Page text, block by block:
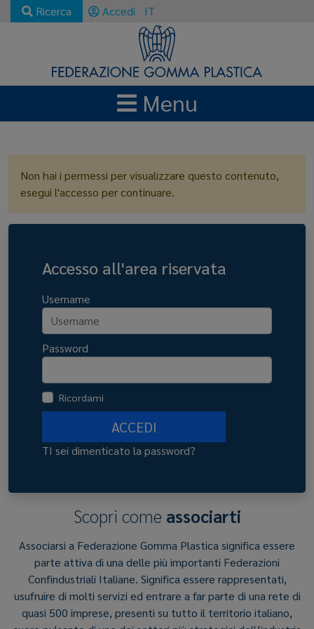
Ricerca Accedi IT
Menu
Non hai i permessi per visualizzare questo contenuto,
esegui l'accesso per continuare.
Accesso all'area riservata
Username
Password
Ricordami
ACCEDI
TI sei dimenticato la password?
Scopri come associarti
Associarsi a Federazione Gomma Plastica significa essere
parte attiva di una delle più importanti Federazioni
Confindustriali Italiane. Significa essere rappresentati,
usufruire di molti servizi ed entrare a far parte di una rete di
quasi 500 imprese, presenti su tutto il territorio italiano,